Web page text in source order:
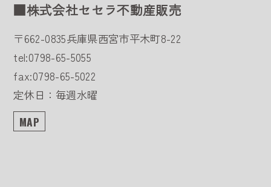
■株式会社セセラ不動産販売
〒662-0835兵庫県西宮市平木町8-22
tel:0798-65-5055
fax:0798-65-5022
定休日：毎週水曜
MAP